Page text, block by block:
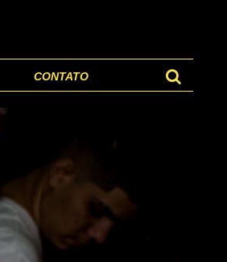
CONTATO